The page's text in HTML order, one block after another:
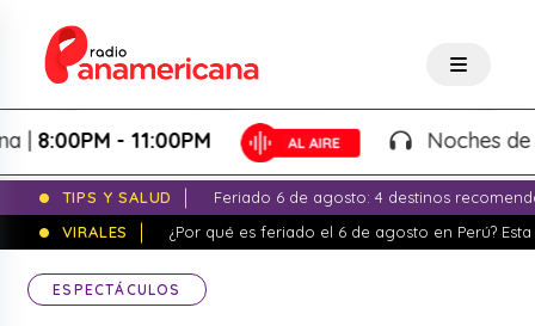
- 11:00PM Noches de
TIPS Y SALUD
Feriado 6 de agosto: 4 destinos
VIRALES
¿Por qué es feriado el 6 de agosto en Perú?
ESPECTÁCULOS